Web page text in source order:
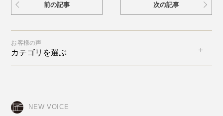
前の記事 次の記事
お客様の声
カテゴリを選ぶ
NEW VOICE